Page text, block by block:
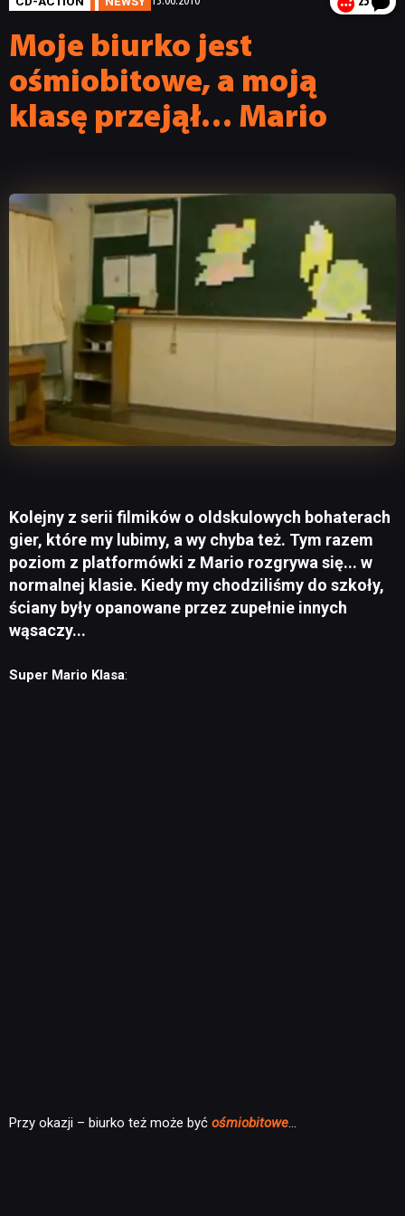
Moje biurko jest
ośmiobitowe, a moją
klasę przejął… Mario
Kolejny z serii filmików o oldskulowych bohaterach
gier, które my lubimy, a wy chyba też. Tym razem
poziom z platformówki z Mario rozgrywa się... w
normalnej klasie. Kiedy my chodziliśmy do szkoły,
ściany były opanowane przez zupełnie innych
wąsaczy...
Super Mario Klasa:
Przy okazji – biurko też może być ośmiobitowe…